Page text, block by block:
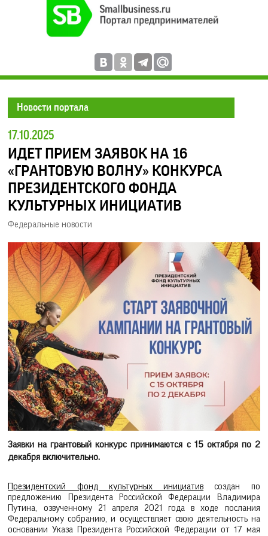
Новости портала
17.10.2025
ИДЕТ ПРИЕМ ЗАЯВОК НА 16
«ГРАНТОВУЮ ВОЛНУ» КОНКУРСА
ПРЕЗИДЕНТСКОГО ФОНДА
КУЛЬТУРНЫХ ИНИЦИАТИВ
Федеральные новости
Заявки на грантовый конкурс принимаются с 15 октября по 2
декабря включительно.
Президентский фонд культурных инициатив создан по
предложению Президента Российской Федерации Владимира
Путина, озвученному 21 апреля 2021 года в ходе послания
Федеральному собранию, и осуществляет свою деятельность на
основании Указа Президента Российской Федерации от 17 мая